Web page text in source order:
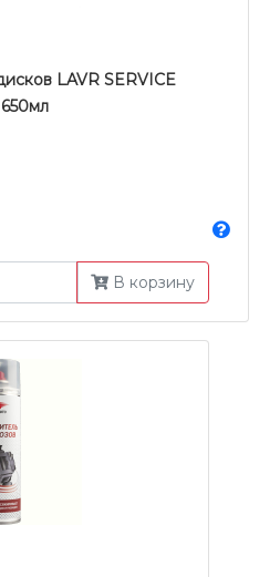
LAVR SERVICE
В корзину